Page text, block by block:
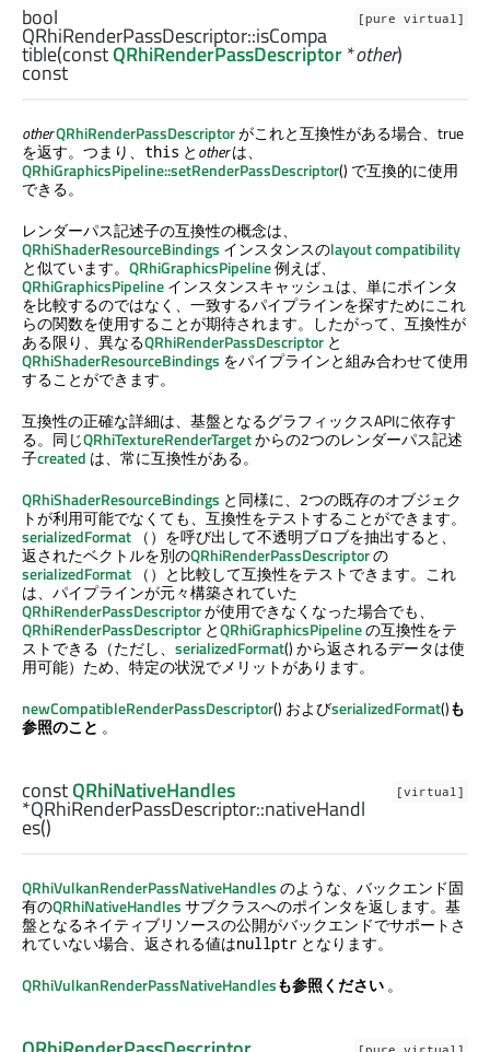
[pure virtual]
bool
QRhiRenderPassDescriptor::isCompa
tible(constQRhiRenderPassDescriptor*other)
const
otherQRhiRenderPassDescriptorがこれと互換性がある場合、true
を返す。つまり、 this とotherは、
QRhiGraphicsPipeline::setRenderPassDescriptor() で互換的に使用
できる。
レンダーパス記述子の互換性の概念は、
QRhiShaderResourceBindings インスタンスのlayout compatibility
と似ています。 QRhiGraphicsPipeline例えば、
QRhiGraphicsPipelineインスタンスキャッシュは、単にポインタ
を比較するのではなく、一致するパイプラインを探すためにこれ
らの関数を使用することが期待されます。したがって、互換性が
ある限り、異なるQRhiRenderPassDescriptor と
QRhiShaderResourceBindings をパイプラインと組み合わせて使用
することができます。
互換性の正確な詳細は、基盤となるグラフィックスAPIに依存す
る。同じQRhiTextureRenderTargetからの2つのレンダーパス記述
子created は、常に互換性がある。
QRhiShaderResourceBindings と同様に、2つの既存のオブジェク
トが利用可能でなくても、互換性をテストすることができます。
serializedFormat （）を呼び出して不透明ブロブを抽出すると、
返されたベクトルを別のQRhiRenderPassDescriptorの
serializedFormat （）と比較して互換性をテストできます。これ
は、パイプラインが元々構築されていた
QRhiRenderPassDescriptorが使用できなくなった場合でも、
QRhiRenderPassDescriptor とQRhiGraphicsPipelineの互換性をテ
ストできる（ただし、 serializedFormat() から返されるデータは使
用可能）ため、特定の状況でメリットがあります。
newCompatibleRenderPassDescriptor() およびserializedFormat()も
参照のこと 。
[virtual]
constQRhiNativeHandles
*QRhiRenderPassDescriptor::nativeHandl
es()
QRhiVulkanRenderPassNativeHandlesのような、バックエンド固
有のQRhiNativeHandlesサブクラスへのポインタを返します。基
盤となるネイティブリソースの公開がバックエンドでサポートさ
れていない場合、返される値はnullptr となります。
QRhiVulkanRenderPassNativeHandlesも参照ください。